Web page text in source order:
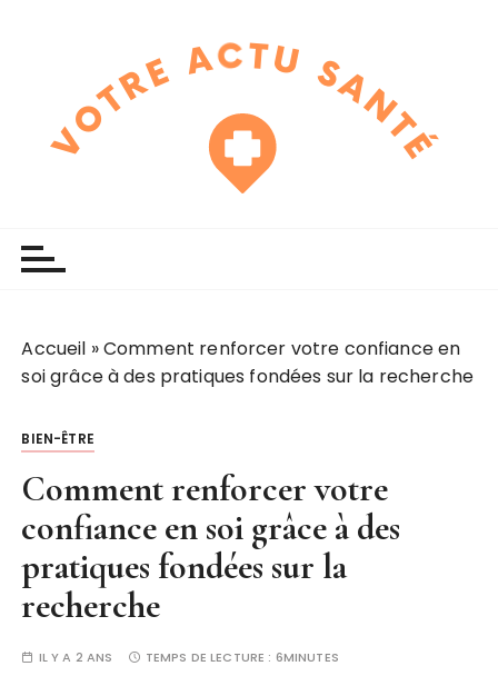
Accueil »Comment renforcer votre confiance en
soi grâce à des pratiques fondées sur la recherche
BIEN-ÊTRE
Comment renforcer votre
confiance en soi grâce à des
pratiques fondées sur la
recherche
IL Y A 2 ANS TEMPS DE LECTURE : 6MINUTES